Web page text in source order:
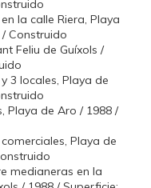
la calle Riera, Playa
Construido
Feliu de Guíxols /
3 locales, Playa de
Playa de Aro / 1988 /
Playa de
medianeras en la